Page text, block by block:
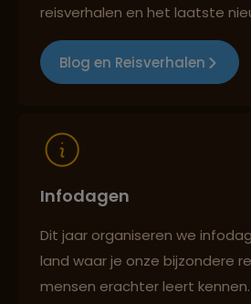
Best beoordeelde
reisverhalen en het laatste
Blog en Reisverhalen
Infodagen
Dit jaar organiseren we
land waar je onze bijzondere
mensen erachter leert kennen.